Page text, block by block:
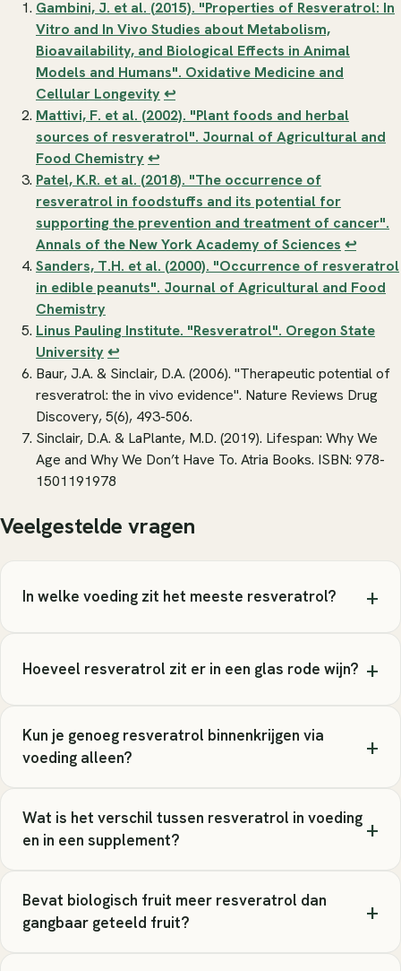
Gambini, J. et al. (2015). "Properties of Resveratrol: In
Vitro and In Vivo Studies about Metabolism,
Bioavailability, and Biological Effects in Animal
Models and Humans". Oxidative Medicine and
Cellular Longevity↩
Mattivi, F. et al. (2002). "Plant foods and herbal
sources of resveratrol". Journal of Agricultural and
Food Chemistry↩
Patel, K.R. et al. (2018). "The occurrence of
resveratrol in foodstuffs and its potential for
supporting the prevention and treatment of cancer".
Annals of the New York Academy of Sciences ↩
Sanders, T.H. et al. (2000). "Occurrence of resveratrol
in edible peanuts". Journal of Agricultural and Food
Chemistry
Linus Pauling Institute. "Resveratrol". Oregon State
University↩
Baur, J.A. & Sinclair, D.A. (2006). "Therapeutic potential of
resveratrol: the in vivo evidence". Nature Reviews Drug
Discovery, 5(6), 493-506.
Sinclair, D.A. & LaPlante, M.D. (2019). Lifespan: Why We
Age and Why We Don’t Have To. Atria Books. ISBN: 978-
1501191978
Veelgestelde vragen
In welke voeding zit het meeste resveratrol? +
Hoeveel resveratrol zit er in een glas rode wijn? +
Kun je genoeg resveratrol binnenkrijgen via
voeding alleen?
+
Wat is het verschil tussen resveratrol in voeding
en in een supplement?
+
Bevat biologisch fruit meer resveratrol dan
gangbaar geteeld fruit?
+